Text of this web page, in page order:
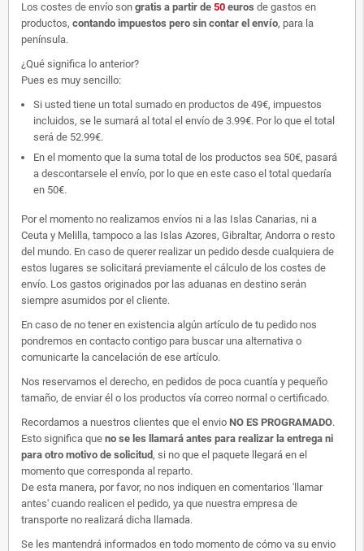
Los costes de envío son gratis a partir de 50 euros de gastos en
productos, contando impuestos pero sin contar el envío, para la
península.
¿Qué significa lo anterior?
Pues es muy sencillo:
Si usted tiene un total sumado en productos de 49€, impuestos
incluidos, se le sumará al total el envío de 3.99€. Por lo que el total
será de 52.99€.
En el momento que la suma total de los productos sea 50€, pasará
a descontarsele el envío, por lo que en este caso el total quedaría
en 50€.
Por el momento no realizamos envíos ni a las Islas Canarias, ni a
Ceuta y Melilla, tampoco a las Islas Azores, Gibraltar, Andorra o resto
del mundo. En caso de querer realizar un pedido desde cualquiera de
estos lugares se solicitará previamente el cálculo de los costes de
envío. Los gastos originados por las aduanas en destino serán
siempre asumidos por el cliente.
En caso de no tener en existencia algún artículo de tu pedido nos
pondremos en contacto contigo para buscar una alternativa o
comunicarte la cancelación de ese artículo.
Nos reservamos el derecho, en pedidos de poca cuantía y pequeño
tamaño, de enviar él o los productos vía correo normal o certificado.
Recordamos a nuestros clientes que el envio NO ES PROGRAMADO.
Esto significa que no se les llamará antes para realizar la entrega ni
para otro motivo de solicitud, si no que el paquete llegará en el
momento que corresponda al reparto.
De esta manera, por favor, no nos indiquen en comentarios 'llamar
antes' cuando realicen el pedido, ya que nuestra empresa de
transporte no realizará dicha llamada.
Se les mantendrá informados en todo momento de cómo va su envio